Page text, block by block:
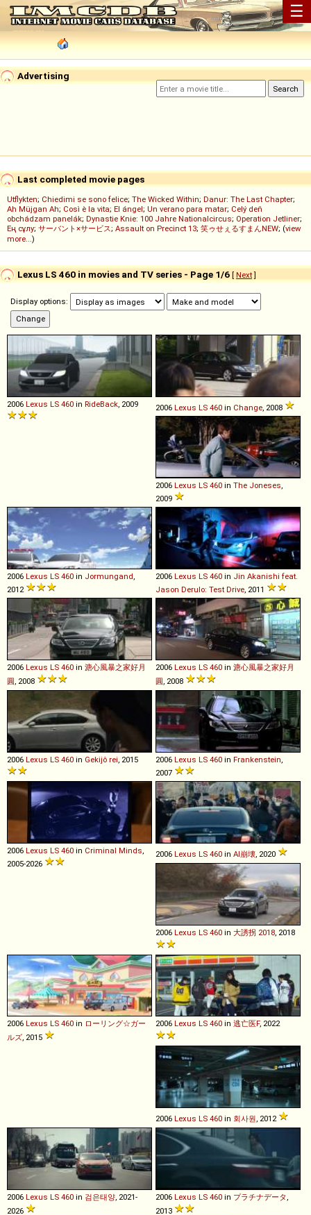
☰
Advertising
Last completed movie pages
Utflykten; Chiedimi se sono felice; The Wicked Within; Danur: The Last Chapter;
Ah Müjgan Ah; Così è la vita; El ángel; Un verano para matar; Celý deň
obchádzam panelák; Dynastie Knie: 100 Jahre Nationalcircus; Operation Jetliner;
Ең сұлу; サーバント×サービス; Assault on Precinct 13; 笑ゥせぇるすまんNEW; (view
more...)
Lexus LS 460 in movies and TV series - Page 1/6 [ Next]
Display options:
2006 Lexus LS 460 in RideBack , 2009 2006 Lexus LS 460 in Change , 2008
2006 Lexus LS 460 in The Joneses
2009
2006 Lexus LS 460 in Jormungand
2012
2006 Lexus LS 460 in Jin Akanishi feat.
Jason Derulo: Test Drive , 2011
2006 Lexus LS 460 in 溏心風暴之家好月
圓 , 2008
2006 Lexus LS 460 in 溏心風暴之家好月
圓 , 2008
2006 Lexus LS 460 in Gekijô rei , 2015 2006 Lexus LS 460 in Frankenstein
2007
2006 Lexus LS 460 in Criminal Minds
2005-2026
2006 Lexus LS 460 in AI崩壊 , 2020
2006 Lexus LS 460 in 大誘拐 2018 , 2018
2006 Lexus LS 460 in ローリング☆ガー
ルズ, 2015
2006 Lexus LS 460 in 逃亡医F, 2022
2006 Lexus LS 460 in 회사원, 2012
2006 Lexus LS 460 in 검은태양, 2021-
2026
2006 Lexus LS 460 in プラチナデータ,
2013